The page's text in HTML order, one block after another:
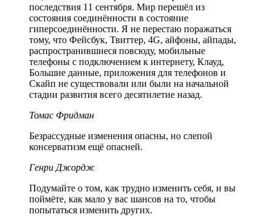
последствия 11 сентября. Мир перешёл из
состояния соединённости в состояние
гиперсоединённости. Я не перестаю поражаться
тому, что Фейсбук, Твиттер, 4G, айфоны, айпады,
распространившиеся повсюду, мобильные
телефоны с подключением к интернету, Клауд,
Большие данные, приложения для телефонов и
Скайп не существовали или были на начальной
стадии развития всего десятилетие назад.
Томас Фридман
Безрассудные изменения опасны, но слепой
консерватизм ещё опасней.
Генри Джордж
Подумайте о том, как трудно изменить себя, и вы
поймёте, как мало у вас шансов на то, чтобы
попытаться изменить других.